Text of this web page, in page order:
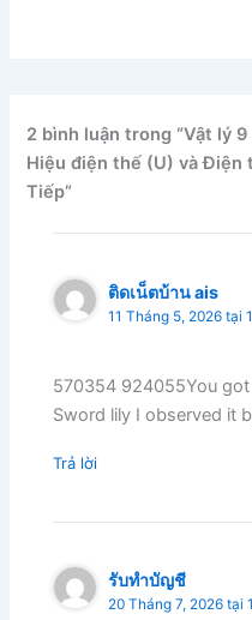
2 bình luận trong “Vật lý
Hiệu điện thế (U) và Điện
Tiếp”
ติดเน็ตบ้าน ais
11 Tháng 5, 2026 tại
570354 924055You
Sword lily I observed it
Trả lời
รับทำบัญชี
20 Tháng 7, 2026 tại